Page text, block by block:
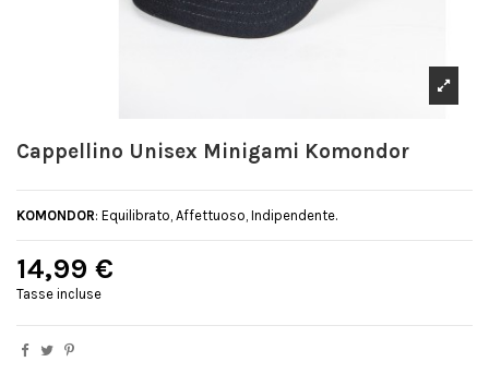
Cappellino Unisex Minigami Komondor
KOMONDOR: Equilibrato, Affettuoso, Indipendente.
14,99 €
Tasse incluse